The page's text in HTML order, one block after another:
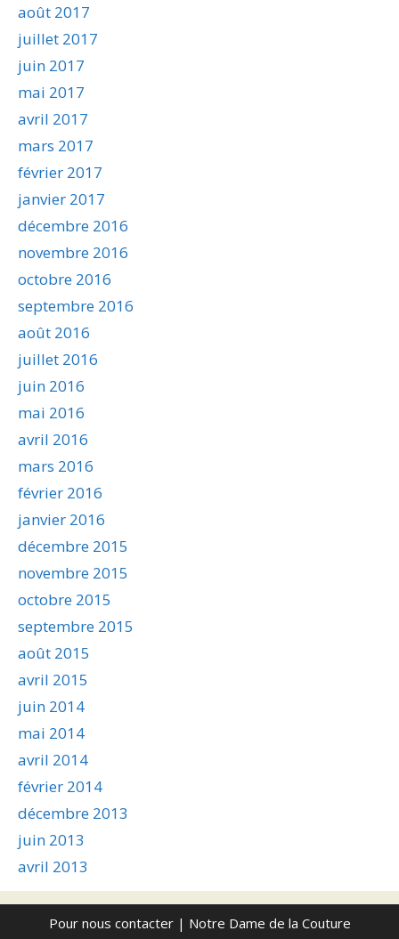
août 2017
juillet 2017
juin 2017
mai 2017
avril 2017
mars 2017
février 2017
janvier 2017
décembre 2016
novembre 2016
octobre 2016
septembre 2016
août 2016
juillet 2016
juin 2016
mai 2016
avril 2016
mars 2016
février 2016
janvier 2016
décembre 2015
novembre 2015
octobre 2015
septembre 2015
août 2015
avril 2015
juin 2014
mai 2014
avril 2014
février 2014
décembre 2013
juin 2013
avril 2013
Pour nous contacter| Notre Dame de la Couture